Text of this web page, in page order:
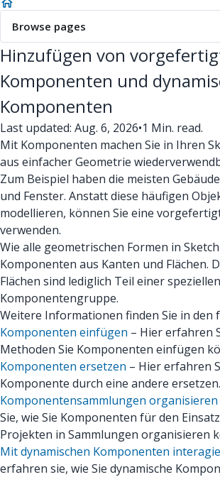
Browse pages
Hinzufügen von
Komponenten und
Komponenten
Last updated: Aug. 6, 2026•1 Min. read.
Mit Komponenten machen Sie in Ihren
aus einfacher Geometrie
Zum Beispiel haben die meisten
und Fenster. Anstatt diese häufigen
modellieren, können Sie eine
verwenden.
Wie alle geometrischen Formen in
Komponenten aus Kanten und Flächen.
Flächen sind lediglich Teil einer speziellen
Komponentengruppe.
Weitere Informationen finden Sie in den
Komponenten einfügen – Hier erfahren
Methoden Sie Komponenten einfügen
Komponenten ersetzen – Hier erfahren
Komponente durch eine andere ersetzen.
Komponentensammlungen organisieren
Sie, wie Sie Komponenten für den
Projekten in Sammlungen organisieren
Mit dynamischen Komponenten
erfahren sie, wie Sie dynamische